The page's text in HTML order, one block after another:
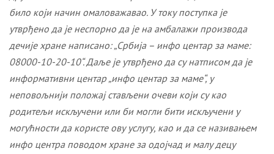
било који начин омаловажавао. У току поступка је
утврђено да је неспорно да је на амбалажи производа
дечије хране написано: „Србија – инфо центар за маме:
08000-10-20-10“. Даље је утврђено да су натписом да је
информативни центар „инфо центар за маме“, у
неповољнији положај стављени очеви који су као
родитељи искључени или би могли бити искључени у
могућности да користе ову услугу, као и да се називањем
инфо центра поводом хране за одојчад и малу децу